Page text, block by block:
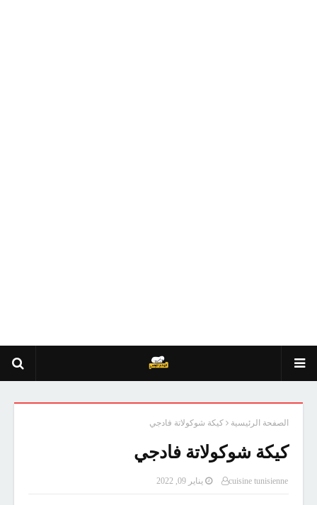
الصفحة الرئيسية كيكة شوكولاتة فادجي
كيكة شوكولاتة فادجي
cuisine tunisienne يناير 09, 2022